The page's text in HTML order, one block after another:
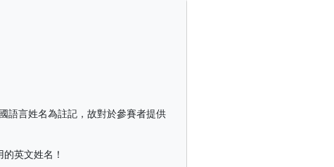
語言姓名為註記，故對於參賽者提供
英文姓名！